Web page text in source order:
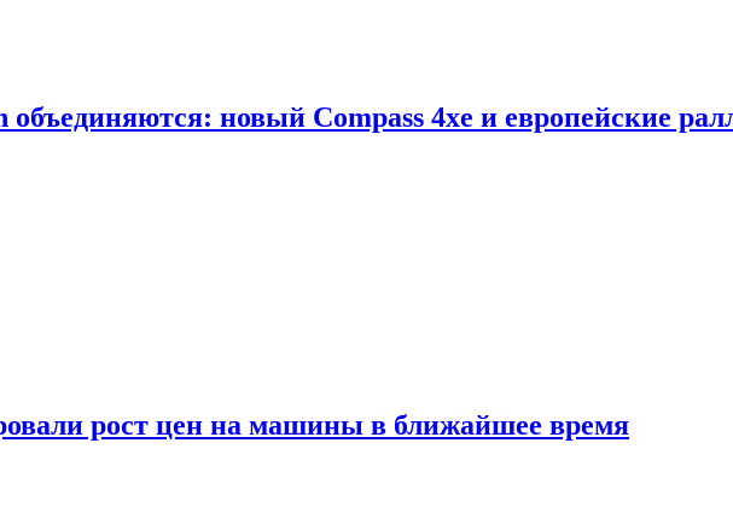
объединяются: новый Compass 4xe и европейские
рост цен на машины в ближайшее время